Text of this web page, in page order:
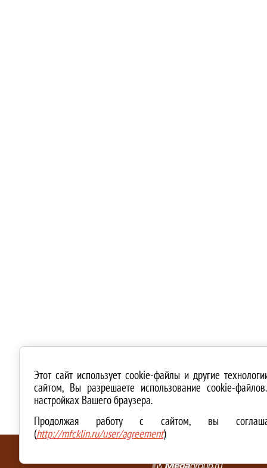
Этот сайт использует cookie-файлы и другие
сайтом, Вы разрешаете использование cookie-
настройках Вашего браузера.
Продолжая работу с сайтом, вы
(http://mfcklin.ru/user/agreement)